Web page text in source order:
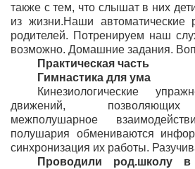
также с тем, что слышат в них
из жизни.Наши автоматические
родителей. Потренируем наш
возможно. Домашние задания.
Практическая часть
Гимнастика для ума
Кинезиологические
движений, позволяющих
межполушарное
полушария обмениваются
синхронизация их работы.
Проводили род.школу